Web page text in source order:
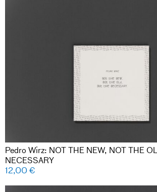
Pedro Wirz: NOT THE NEW, NOT THE
NECESSARY
12,00€